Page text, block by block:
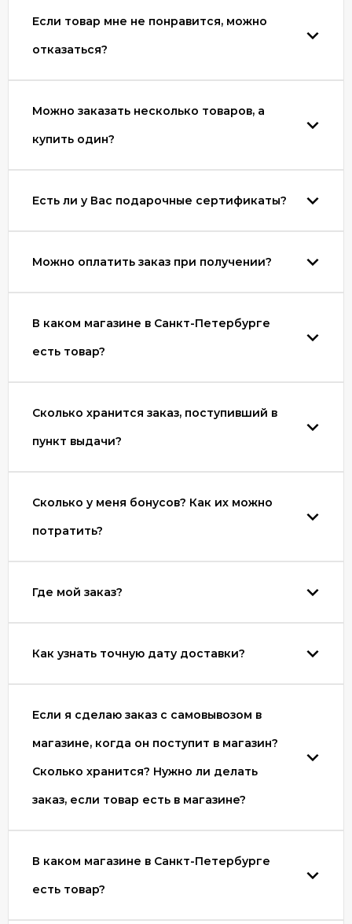
Если товар мне не понравится, можно
отказаться?
Можно заказать несколько товаров, а
купить один?
Есть ли у Вас подарочные сертификаты?
Можно оплатить заказ при получении?
В каком магазине в Санкт-Петербурге
есть товар?
Сколько хранится заказ, поступивший в
пункт выдачи?
Сколько у меня бонусов? Как их можно
потратить?
Где мой заказ?
Как узнать точную дату доставки?
Если я сделаю заказ с самовывозом в
магазине, когда он поступит в магазин?
Сколько хранится? Нужно ли делать
заказ, если товар есть в магазине?
В каком магазине в Санкт-Петербурге
есть товар?